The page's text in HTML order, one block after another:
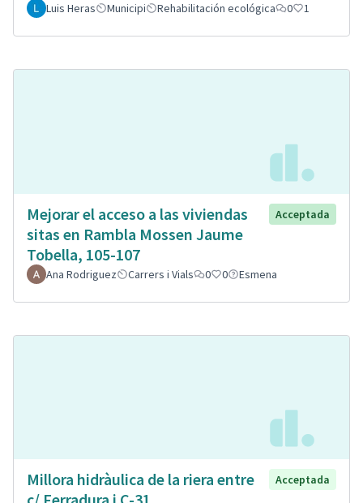
Luis Heras Municipi Rehabilitación ecológica 0 1
Mejorar el acceso a las viviendas
sitas en Rambla Mossen Jaume
Tobella, 105-107
Acceptada
Ana Rodriguez Carrers i Vials 0 0 Esmena
Millora hidràulica de la riera entre
Acceptada